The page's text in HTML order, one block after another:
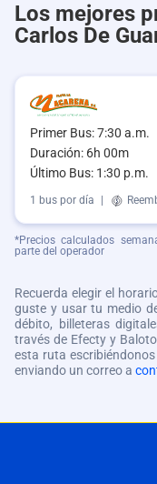
Los mejores
Carlos De
Primer Bus: 7:30 a.m.
Duración: 6h 00m
Último Bus: 1:30 p.m.
1 bus por día
*Precios calculados
parte del operador
Recuerda elegir el
guste y usar tu medio
débito, billeteras
través de Efecty y
esta ruta
enviando un correo a